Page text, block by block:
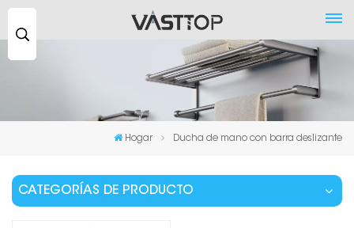
Hogar Ducha de mano con barra deslizante
CATEGORÍAS DE PRODUCTO